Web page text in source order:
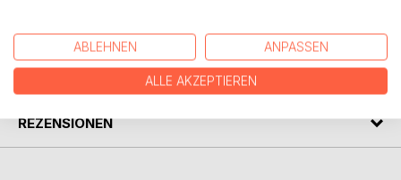
REZENSIONEN
ABLEHNEN ANPASSEN
ALLE AKZEPTIEREN